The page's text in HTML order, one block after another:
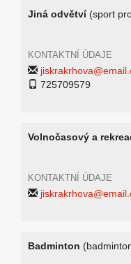
Jiná odvětví(sport
KONTAKTNÍ ÚDAJE
725709579
Volnočasový a
KONTAKTNÍ ÚDAJE
Badminton